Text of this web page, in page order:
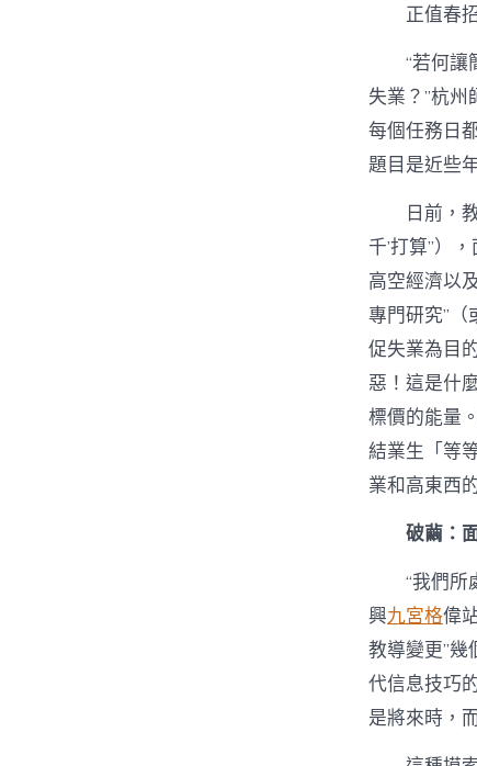
正值春
“若何讓
失業？”杭
每個任務日
題目是近些
日前，
千’打算”）
高空經濟以
專門研究”
促失業為目
惡！這是什
標價的能量
結業生「等
業和高東西
破繭：
“我們所
興九宮格偉
教導變更”
代信息技巧
是將來時，